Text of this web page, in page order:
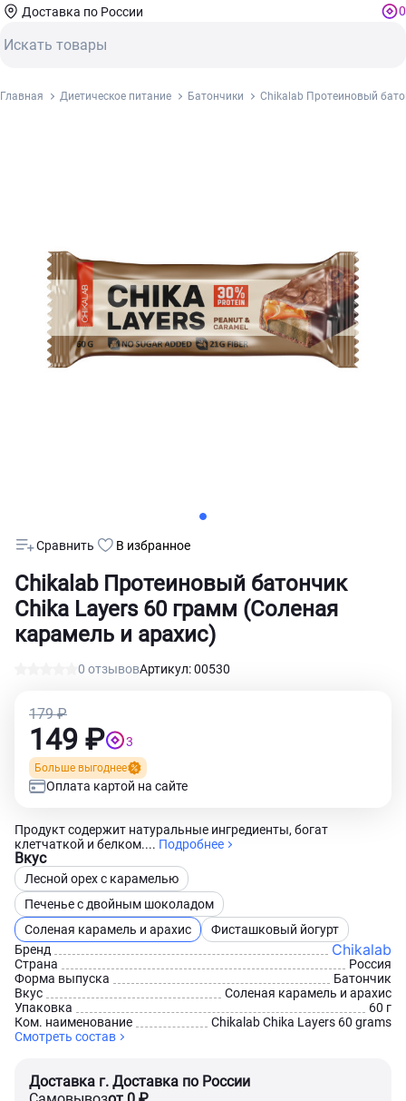
Доставка по России 0
Главная Диетическое питание Батончики Chikalab Протеиновый
Chikalab Протеиновый батончик
Chika Layers 60 грамм (Соленая
карамель и арахис)
0 отзывовАртикул: 00530
Сравнить В избранное
Продукт содержит натуральные ингредиенты, богат
клетчаткой и белком.... Подробнее
Вкус
Лесной орех с карамелью
Печенье с двойным шоколадом
Соленая карамель и арахис
Фисташковый йогурт
Бренд
Chikalab
Страна
Россия
Форма выпуска
Батончик
Вкус
Соленая карамель и арахис
Упаковка
60 г
Ком. наименование
Chikalab Chika Layers 60 grams
Смотреть состав
179 ₽
149 ₽ 3
Больше выгоднее
Оплата картой на сайте
Доставка г. Доставка по России